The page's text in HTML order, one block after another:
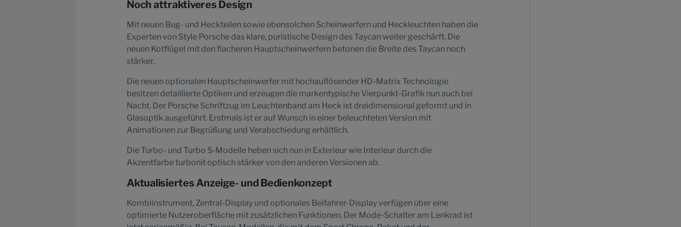
Noch attraktiveres Design
Mit neuen Bug- und Heckteilen sowie ebensolchen Scheinwerfern und Heckleuchten haben die
Experten von Style Porsche das klare, puristische Design des Taycan weiter geschärft. Die
neuen Kotflügel mit den flacheren Hauptscheinwerfern betonen die Breite des Taycan noch
stärker.
Die neuen optionalen Hauptscheinwerfer mit hochauflösender HD-Matrix Technologie
besitzen detaillierte Optiken und erzeugen die markentypische Vierpunkt-Grafik nun auch bei
Nacht. Der Porsche Schriftzug im Leuchtenband am Heck ist dreidimensional geformt und in
Glasoptik ausgeführt. Erstmals ist er auf Wunsch in einer beleuchteten Version mit
Animationen zur Begrüßung und Verabschiedung erhältlich.
Die Turbo- und Turbo S-Modelle heben sich nun in Exterieur wie Interieur durch die
Akzentfarbe turbonit optisch stärker von den anderen Versionen ab.
Aktualisiertes Anzeige- und Bedienkonzept
Kombiinstrument, Zentral-Display und optionales Beifahrer-Display verfügen über eine
optimierte Nutzeroberfläche mit zusätzlichen Funktionen. Der Mode-Schalter am Lenkrad ist